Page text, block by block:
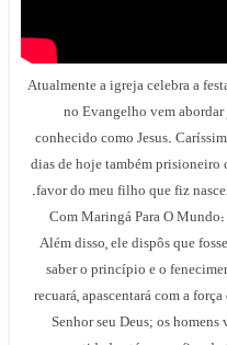
Atualmente a igreja celebra a
no Evangelho vem abordar
conhecido como Jesus.
dias de hoje também prisioneiro
favor do meu filho que fiz
Com Maringá Para O
Além disso, ele dispôs que
saber o princípio e o
recuará, apascentará com a
Senhor seu Deus; os homens